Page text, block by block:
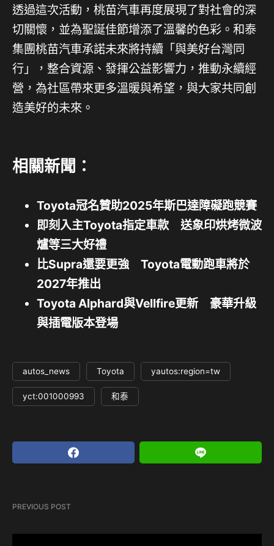
透過這次活動，桃苗汽車再度展現了對社會的深
切關懷，並為聖誕佳節增添了溫馨的色彩。和泰
集團桃苗汽車承諾未來將持續「與美好台灣同
行」，整合資源、發揮公益影響力，推動永續經
營，為社區帶來更多溫暖與希望，與大家共同創
造美好的未來。
相關新聞：
Toyota冠名贊助2025年斯巴達障礙跑競賽
即刻入主Toyota指定車款 送象印烘烤微波
爐等三大好禮
比Supra還要更強 Toyota電動跑車將於
2027年推出
Toyota Alphard與Vellfire更新 豪華升級
與插電版本登場
autos_news Toyota yautos:region=tw
yct:001000993 和泰
PREVIOUS POST